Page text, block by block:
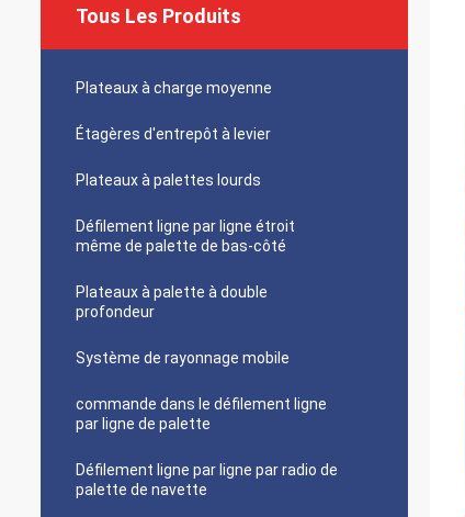
Tous Les Produits
Plateaux à charge moyenne
Étagères d'entrepôt à levier
Plateaux à palettes lourds
Défilement ligne par ligne étroit
même de palette de bas-côté
Plateaux à palette à double
profondeur
Système de rayonnage mobile
commande dans le défilement ligne
par ligne de palette
Défilement ligne par ligne par radio de
palette de navette